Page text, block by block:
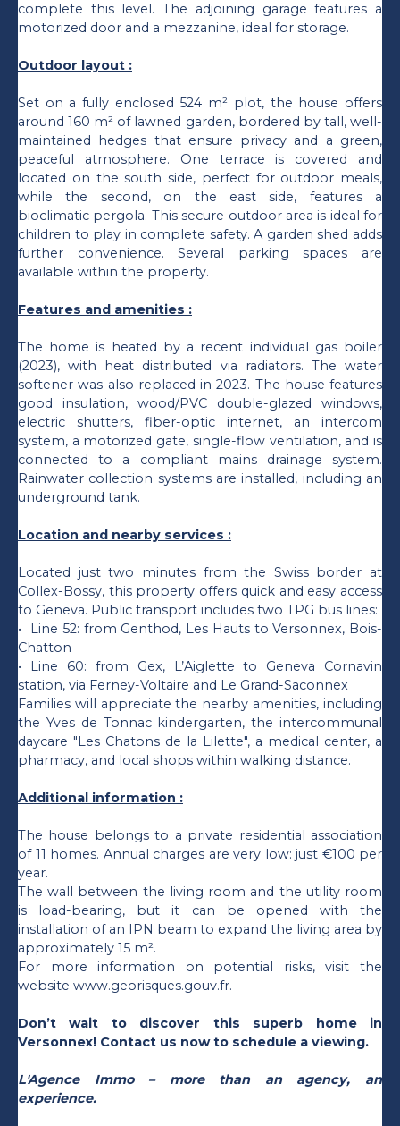
complete this level. The adjoining garage features a
motorized door and a mezzanine, ideal for storage.
Outdoor layout :
Set on a fully enclosed 524 m² plot, the house offers
around 160 m² of lawned garden, bordered by tall, well-
maintained hedges that ensure privacy and a green,
peaceful atmosphere. One terrace is covered and
located on the south side, perfect for outdoor meals,
while the second, on the east side, features a
bioclimatic pergola. This secure outdoor area is ideal for
children to play in complete safety. A garden shed adds
further convenience. Several parking spaces are
available within the property.
Features and amenities :
The home is heated by a recent individual gas boiler
(2023), with heat distributed via radiators. The water
softener was also replaced in 2023. The house features
good insulation, wood/PVC double-glazed windows,
electric shutters, fiber-optic internet, an intercom
system, a motorized gate, single-flow ventilation, and is
connected to a compliant mains drainage system.
Rainwater collection systems are installed, including an
underground tank.
Location and nearby services :
Located just two minutes from the Swiss border at
Collex-Bossy, this property offers quick and easy access
to Geneva. Public transport includes two TPG bus lines:
Line 52: from Genthod, Les Hauts to Versonnex, Bois-
Chatton
Line 60: from Gex, L’Aiglette to Geneva Cornavin
station, via Ferney-Voltaire and Le Grand-Saconnex
Families will appreciate the nearby amenities, including
the Yves de Tonnac kindergarten, the intercommunal
daycare "Les Chatons de la Lilette", a medical center, a
pharmacy, and local shops within walking distance.
Additional information :
The house belongs to a private residential association
of 11 homes. Annual charges are very low: just €100 per
year.
The wall between the living room and the utility room
is load-bearing, but it can be opened with the
installation of an IPN beam to expand the living area by
approximately 15 m².
For more information on potential risks, visit the
website www.georisques.gouv.fr.
Don’t wait to discover this superb home in
Versonnex! Contact us now to schedule a viewing.
L'Agence Immo – more than an agency, an
experience.